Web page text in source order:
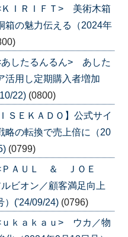
ＩＲＩＦＴ> 美術木箱
箱の魅力伝える（2024年
したるんるん> あした
活用し定期購入者増加
22) (0800)
ＳＥＫＡＤＯ】公式サイ
略の転換で売上倍に（20
(0799)
<ＰＡＵＬ ＆ ＪＯＥ
ビオン／顧客満足向上
）('24/09/24) (0796)
ｋａｋａｕ> ウカ／物